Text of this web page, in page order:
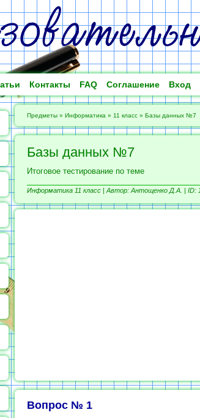
Контакты FAQ Соглашение Вход
Предметы » Информатика » 11 класс » Базы данных №7
Базы данных №7
Итоговое тестирование по теме
Информатика 11 класс | Автор: Антощенко Д.А. | ID:
Вопрос № 1